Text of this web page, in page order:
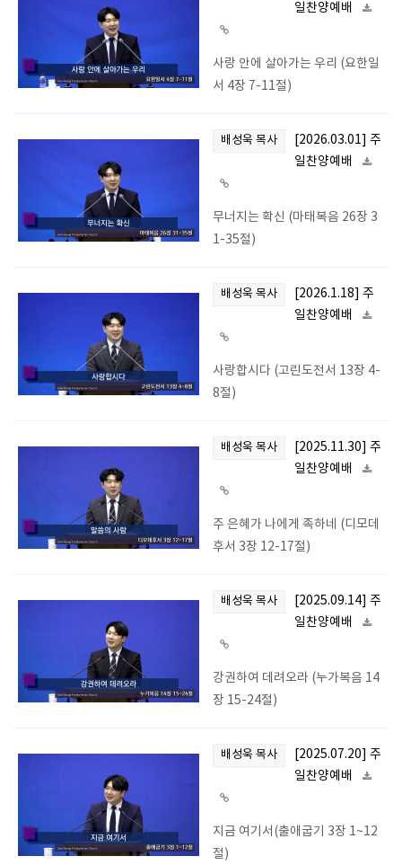
일찬양예배
사랑 안에 살아가는 우리 (요한일
서 4장 7-11절)
배성욱 목사
[2026.03.01] 주
일찬양예배
무너지는 확신 (마태복음 26장 3
1-35절)
배성욱 목사
[2026.1.18] 주
일찬양예배
사랑합시다 (고린도전서 13장 4-
8절)
배성욱 목사
[2025.11.30] 주
일찬양예배
주 은혜가 나에게 족하네 (디모데
후서 3장 12-17절)
배성욱 목사
[2025.09.14] 주
일찬양예배
강권하여 데려오라 (누가복음 14
장 15-24절)
배성욱 목사
[2025.07.20] 주
일찬양예배
지금 여기서(출애굽기 3장 1~12
절)